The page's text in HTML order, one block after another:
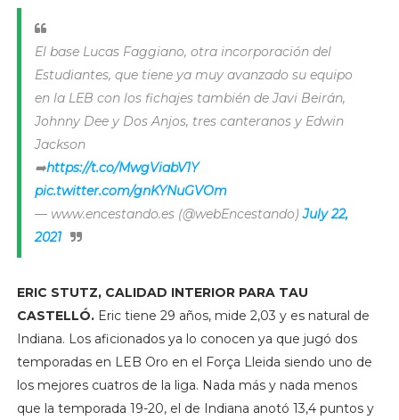
El base Lucas Faggiano, otra incorporación del
Estudiantes, que tiene ya muy avanzado su equipo
en la LEB con los fichajes también de Javi Beirán,
Johnny Dee y Dos Anjos, tres canteranos y Edwin
Jackson
➡️https://t.co/MwgViabV1Y
pic.twitter.com/gnKYNuGVOm
— www.encestando.es (@webEncestando)July 22,
2021
ERIC STUTZ, CALIDAD INTERIOR PARA TAU
CASTELLÓ.Eric tiene 29 años, mide 2,03 y es natural de
Indiana. Los aficionados ya lo conocen ya que jugó dos
temporadas en LEB Oro en el Força Lleida siendo uno de
los mejores cuatros de la liga. Nada más y nada menos
que la temporada 19-20, el de Indiana anotó 13,4 puntos y